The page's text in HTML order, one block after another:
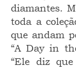
diamantes.
toda a
que andam
“A Day in
“Ele diz